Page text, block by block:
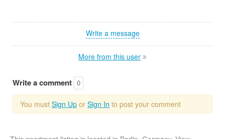
Write a message
More from this user
Write a comment 0
You must Sign Up or Sign In to post your comment